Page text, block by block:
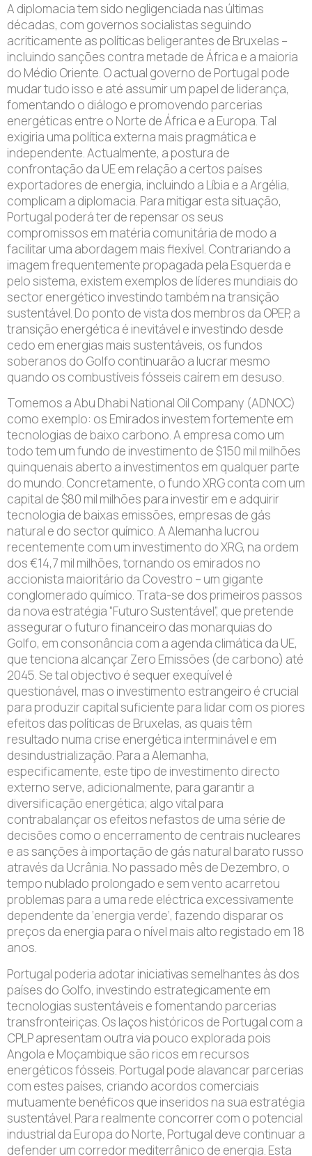
A diplomacia tem sido negligenciada nas últimas
décadas, com governos socialistas seguindo
acriticamente as políticas beligerantes de Bruxelas –
incluindo sanções contra metade de África e a maioria
do Médio Oriente. O actual governo de Portugal pode
mudar tudo isso e até assumir um papel de liderança,
fomentando o diálogo e promovendo parcerias
energéticas entre o Norte de África e a Europa. Tal
exigiria uma política externa mais pragmática e
independente. Actualmente, a postura de
confrontação da UE em relação a certos países
exportadores de energia, incluindo a Líbia e a Argélia,
complicam a diplomacia. Para mitigar esta situação,
Portugal poderá ter de repensar os seus
compromissos em matéria comunitária de modo a
facilitar uma abordagem mais flexível. Contrariando a
imagem frequentemente propagada pela Esquerda e
pelo sistema, existem exemplos de líderes mundiais do
sector energético investindo também na transição
sustentável. Do ponto de vista dos membros da OPEP, a
transição energética é inevitável e investindo desde
cedo em energias mais sustentáveis, os fundos
soberanos do Golfo continuarão a lucrar mesmo
quando os combustíveis fósseis caírem em desuso.
Tomemos a Abu Dhabi National Oil Company (ADNOC)
como exemplo: os Emirados investem fortemente em
tecnologias de baixo carbono. A empresa como um
todo tem um fundo de investimento de $150 mil milhões
quinquenais aberto a investimentos em qualquer parte
do mundo. Concretamente, o fundo XRG conta com um
capital de $80 mil milhões para investir em e adquirir
tecnologia de baixas emissões, empresas de gás
natural e do sector químico. A Alemanha lucrou
recentemente com um investimento do XRG, na ordem
dos €14,7 mil milhões, tornando os emirados no
accionista maioritário da Covestro – um gigante
conglomerado químico. Trata-se dos primeiros passos
da nova estratégia “Futuro Sustentável”, que pretende
assegurar o futuro financeiro das monarquias do
Golfo, em consonância com a agenda climática da UE,
que tenciona alcançar Zero Emissões (de carbono) até
2045. Se tal objectivo é sequer exequível é
questionável, mas o investimento estrangeiro é crucial
para produzir capital suficiente para lidar com os piores
efeitos das políticas de Bruxelas, as quais têm
resultado numa crise energética interminável e em
desindustrialização. Para a Alemanha,
especificamente, este tipo de investimento directo
externo serve, adicionalmente, para garantir a
diversificação energética; algo vital para
contrabalançar os efeitos nefastos de uma série de
decisões como o encerramento de centrais nucleares
e as sanções à importação de gás natural barato russo
através da Ucrânia. No passado mês de Dezembro, o
tempo nublado prolongado e sem vento acarretou
problemas para a uma rede eléctrica excessivamente
dependente da ‘energia verde’, fazendo disparar os
preços da energia para o nível mais alto registado em 18
anos.
Portugal poderia adotar iniciativas semelhantes às dos
países do Golfo, investindo estrategicamente em
tecnologias sustentáveis e fomentando parcerias
transfronteiriças. Os laços históricos de Portugal com a
CPLP apresentam outra via pouco explorada pois
Angola e Moçambique são ricos em recursos
energéticos fósseis. Portugal pode alavancar parcerias
com estes países, criando acordos comerciais
mutuamente benéficos que inseridos na sua estratégia
sustentável. Para realmente concorrer com o potencial
industrial da Europa do Norte, Portugal deve continuar a
defender um corredor mediterrânico de energia. Esta